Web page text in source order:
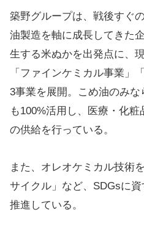
築野グループは、戦後すぐ
油製造を軸に成長してきた
生する米ぬかを出発点に、
「ファインケミカル事業」
3事業を展開。こめ油のみ
も100%活用し、医療・化
の供給を行っている。
また、オレオケミカル技術
サイクル」など、SDGsに
推進している。